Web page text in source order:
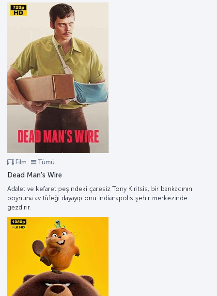
Film Tümü
Dead Man's Wire
Adalet ve kefaret peşindeki çaresiz Tony Kiritsis, bir bankacının
boynuna av tüfeği dayayıp onu Indianapolis şehir merkezinde
gezdirir.